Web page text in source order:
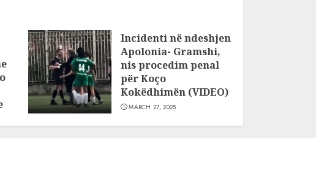
Incidenti në ndeshjen
Apolonia- Gramshi,
nis procedim penal
për Koço
Kokëdhimën (VIDEO)
MARCH 27, 2025